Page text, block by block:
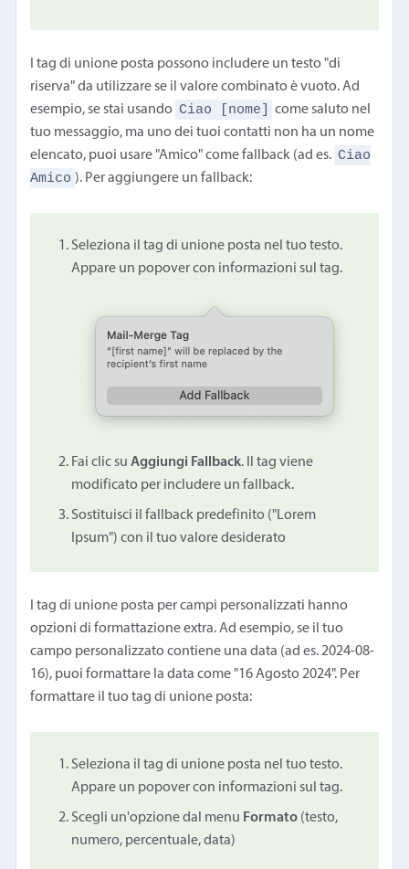
I tag di unione posta possono includere un testo "di
riserva" da utilizzare se il valore combinato è vuoto. Ad
esempio, se stai usando Ciao [nome]
come saluto nel
tuo messaggio, ma uno dei tuoi contatti non ha un nome
elencato, puoi usare "Amico" come fallback (ad es. Ciao
Amico ). Per aggiungere un fallback:
Seleziona il tag di unione posta nel tuo testo.
Appare un popover con informazioni sul tag.
Fai clic suAggiungi Fallback. Il tag viene
modificato per includere un fallback.
Sostituisci il fallback predefinito ("Lorem
Ipsum") con il tuo valore desiderato
I tag di unione posta per campi personalizzati hanno
opzioni di formattazione extra. Ad esempio, se il tuo
campo personalizzato contiene una data (ad es. 2024-08-
16), puoi formattare la data come "16 Agosto 2024". Per
formattare il tuo tag di unione posta:
Seleziona il tag di unione posta nel tuo testo.
Appare un popover con informazioni sul tag.
Scegli un'opzione dal menu Formato (testo,
numero, percentuale, data)